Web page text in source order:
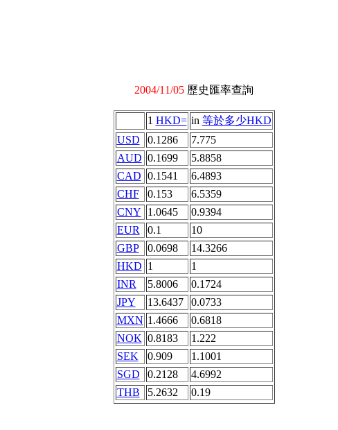
2004/11/05 歷史匯率查詢
1 HKD= in 等於多少HKD
USD
0.1286
7.775
AUD 0.1699
5.8858
CAD 0.1541
6.4893
CHF
0.153
6.5359
CNY
1.0645
0.9394
EUR
0.1
10
GBP
0.0698
14.3266
HKD 1
1
INR
5.8006
0.1724
JPY
13.6437
0.0733
MXN 1.4666
0.6818
NOK 0.8183
1.222
SEK
0.909
1.1001
SGD
0.2128
4.6992
THB
5.2632 0.19